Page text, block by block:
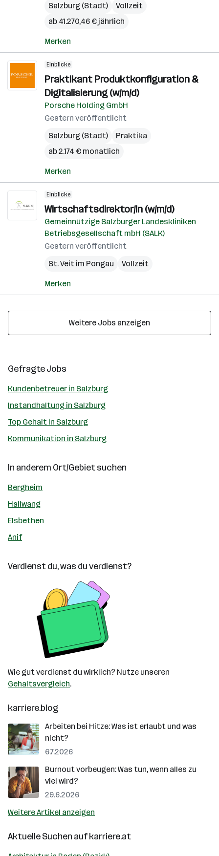
Salzburg (Stadt)
Vollzeit
ab 41.270,46 € jährlich
Merken
Einblicke
Praktikant Produktkonfiguration &
Digitalisierung (w/m/d)
Porsche Holding GmbH
Gestern veröffentlicht
Salzburg (Stadt)
Praktika
ab 2.174 € monatlich
Merken
Einblicke
Wirtschaftsdirektor/in (w/m/d)
Gemeinnützige Salzburger Landeskliniken
Betriebsgesellschaft mbH (SALK)
Gestern veröffentlicht
St. Veit im Pongau
Vollzeit
Merken
Weitere Jobs anzeigen
Gefragte Jobs
Kundenbetreuer in Salzburg
Instandhaltung in Salzburg
Top Gehalt in Salzburg
Kommunikation in Salzburg
In anderem Ort/Gebiet suchen
Bergheim
Hallwang
Elsbethen
Anif
Verdienst du, was du verdienst?
Wie gut verdienst du wirklich? Nutze unseren
Gehaltsvergleich.
karriere.blog
Arbeiten bei Hitze: Was ist erlaubt und was
nicht?
6.7.2026
Burnout vorbeugen: Was tun, wenn alles zu
viel wird?
29.6.2026
Weitere Artikel anzeigen
Aktuelle Suchen aufkarriere.at